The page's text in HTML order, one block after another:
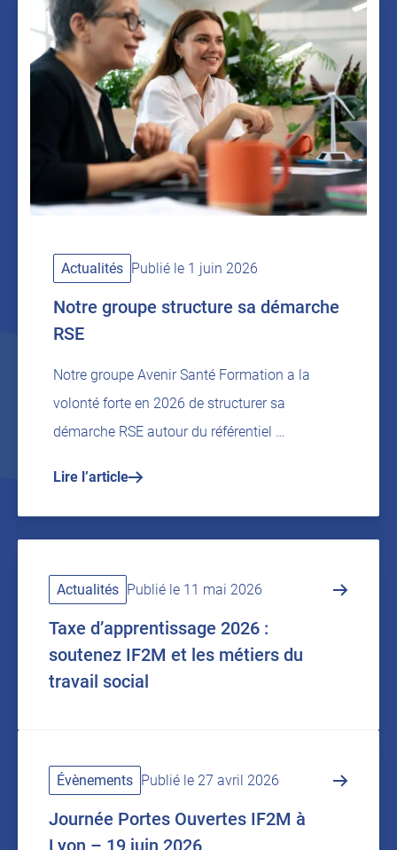
Actualités Publié le 1 juin 2026
Notre groupe structure sa démarche
RSE
Notre groupe Avenir Santé Formation a la
volonté forte en 2026 de structurer sa
démarche RSE autour du référentiel …
Lire l’article
Actualités Publié le 11 mai 2026
Taxe d’apprentissage 2026 :
soutenez IF2M et les métiers du
travail social
Évènements Publié le 27 avril 2026
Journée Portes Ouvertes IF2M à